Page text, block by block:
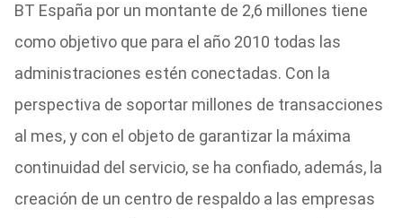
BT España por un montante de 2,6 millones tiene
como objetivo que para el año 2010 todas las
administraciones estén conectadas. Con la
perspectiva de soportar millones de transacciones
al mes, y con el objeto de garantizar la máxima
continuidad del servicio, se ha confiado, además, la
creación de un centro de respaldo a las empresas